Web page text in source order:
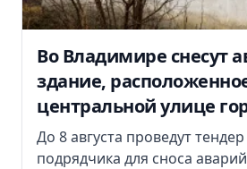
Во Владимире снесут
здание,
центральной улице
До 8 августа проведут
подрядчика для сноса